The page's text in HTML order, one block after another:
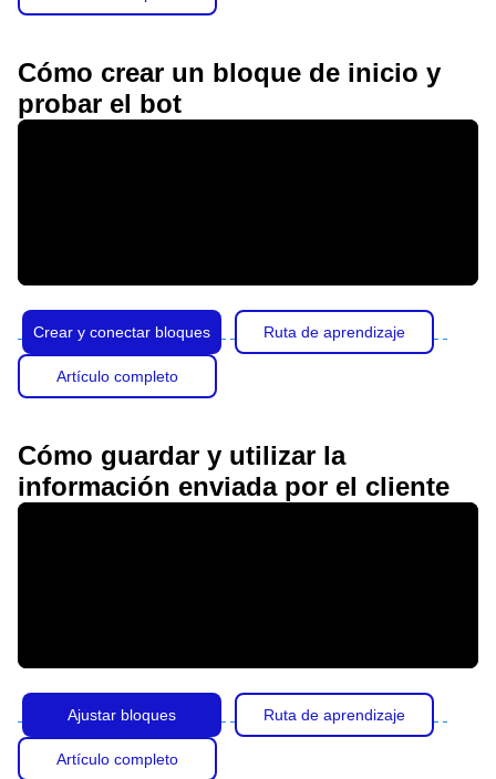
Cómo crear un bloque de inicio y
probar el bot
Crear y conectar bloques Ruta de aprendizaje
Artículo completo
Cómo guardar y utilizar la
información enviada por el cliente
Ajustar bloques Ruta de aprendizaje
Artículo completo